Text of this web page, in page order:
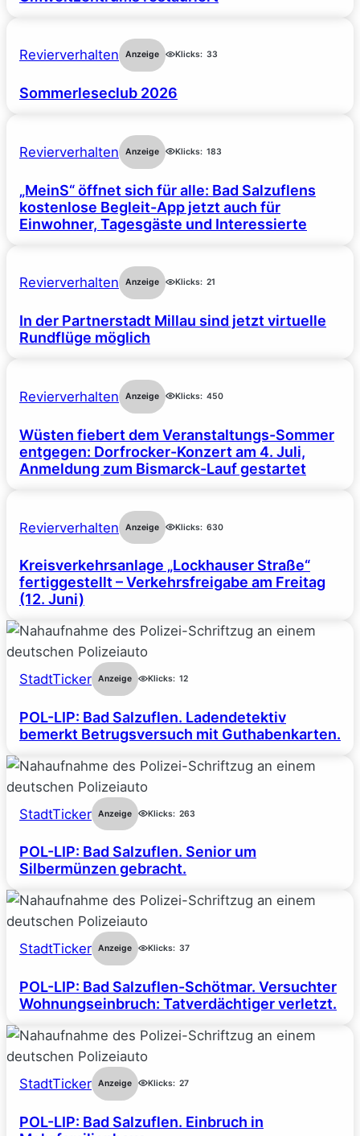
Revierverhalten Anzeige Klicks: 33
Sommerleseclub 2026
Revierverhalten Anzeige Klicks: 183
„MeinS“ öffnet sich für alle: Bad Salzuflens
kostenlose Begleit-App jetzt auch für
Einwohner, Tagesgäste und Interessierte
Revierverhalten Anzeige Klicks: 21
In der Partnerstadt Millau sind jetzt virtuelle
Rundflüge möglich
Revierverhalten Anzeige Klicks: 450
Wüsten fiebert dem Veranstaltungs-Sommer
entgegen: Dorfrocker-Konzert am 4. Juli,
Anmeldung zum Bismarck-Lauf gestartet
Revierverhalten Anzeige Klicks: 630
Kreisverkehrsanlage „Lockhauser Straße“
fertiggestellt – Verkehrsfreigabe am Freitag
(12. Juni)
StadtTicker Anzeige Klicks: 12
POL-LIP: Bad Salzuflen. Ladendetektiv
bemerkt Betrugsversuch mit Guthabenkarten.
StadtTicker Anzeige Klicks: 263
POL-LIP: Bad Salzuflen. Senior um
Silbermünzen gebracht.
StadtTicker Anzeige Klicks: 37
POL-LIP: Bad Salzuflen-Schötmar. Versuchter
Wohnungseinbruch: Tatverdächtiger verletzt.
StadtTicker Anzeige Klicks: 27
POL-LIP: Bad Salzuflen. Einbruch in